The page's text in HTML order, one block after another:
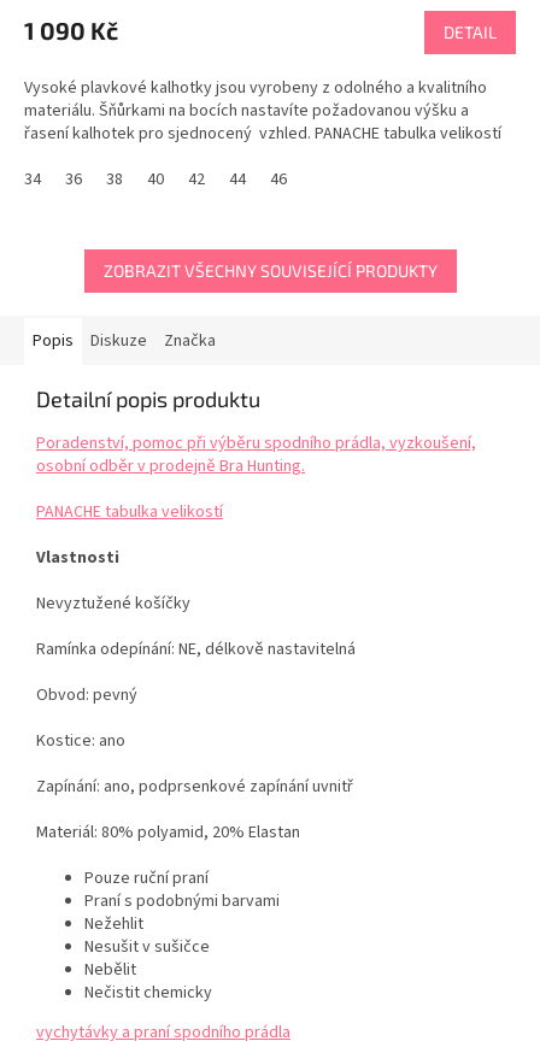
1 090 Kč DETAIL
Vysoké plavkové kalhotky jsou vyrobeny z odolného a kvalitního
materiálu. Šňůrkami na bocích nastavíte požadovanou výšku a
řasení kalhotek pro sjednocený vzhled. PANACHE tabulka velikostí
34
36 38 40 42 44 46
ZOBRAZIT VŠECHNY SOUVISEJÍCÍ PRODUKTY
Popis Diskuze Značka
Detailní popis produktu
Poradenství, pomoc při výběru spodního prádla, vyzkoušení,
osobní odběr v prodejně Bra Hunting.
PANACHE tabulka velikostí
Vlastnosti
Nevyztužené košíčky
Ramínka odepínání: NE, délkově nastavitelná
Obvod: pevný
Kostice: ano
Zapínání: ano, podprsenkové zapínání uvnitř
Materiál: 80% polyamid, 20% Elastan
Pouze ruční praní
Praní s podobnými barvami
Nežehlit
Nesušit v sušičce
Nebělit
Nečistit chemicky
vychytávky a praní spodního prádla